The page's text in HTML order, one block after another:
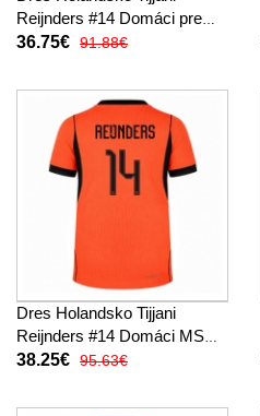
Reijnders #14 Domáci pre
deti MS 2026 Krátky Rukáv
36.75€ 91.88€
Dres Holandsko Tijjani
Reijnders #14 Domáci MS
2026 Krátky Rukáv
38.25€ 95.63€